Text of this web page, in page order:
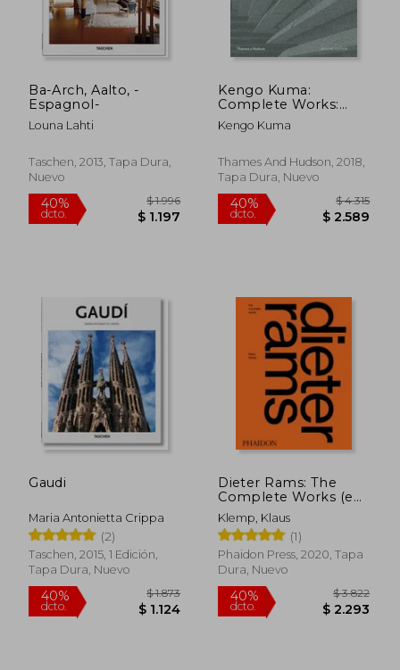
40% $ 1.609 15%
dcto. $ 1.097
40%
dcto.
Ba-Arch, Aalto, -
Espagnol-
Louna Lahti
Taschen, 2013, Tapa Dura,
Nuevo
Kengo Kuma:
Complete Works:
Expanded Edition (en
Inglés)
Kengo Kuma
Thames And Hudson, 2018,
Tapa Dura, Nuevo
Gaudi
Maria Antonietta Crippa
(2)
Taschen, 2015, 1 Edición,
Tapa Dura, Nuevo
Dieter Rams: The
Complete Works (en
Inglés)
Klemp, Klaus
(1)
Phaidon Press, 2020, Tapa
Dura, Nuevo